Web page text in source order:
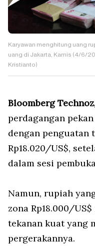
Karyawan menghitung uang
uang di Jakarta, Kamis (4/6/
Kristianto)
Bloomberg
perdagangan
dengan penguatan
Rp18.020/US$,
dalam sesi
Namun, rupiah
zona Rp18.000/
tekanan kuat yang
pergerakannya.